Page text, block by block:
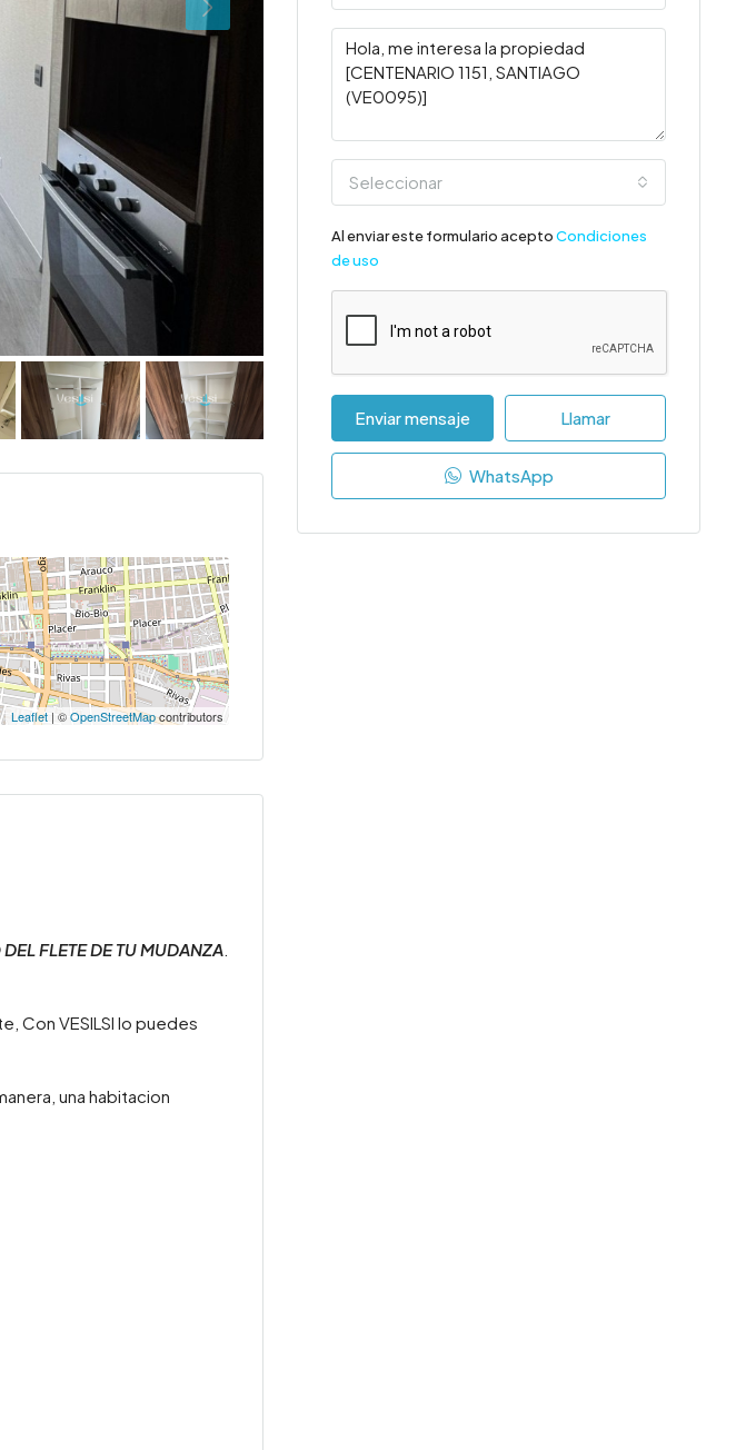
Leaflet| ©OpenStreetMapcontributors
FLETE DE TU MUDANZA
Con VESILSI lo puedes
una habitacion
Seleccionar
Al enviar este formulario aceptoCondiciones
de uso
Enviar mensaje Llamar
WhatsApp